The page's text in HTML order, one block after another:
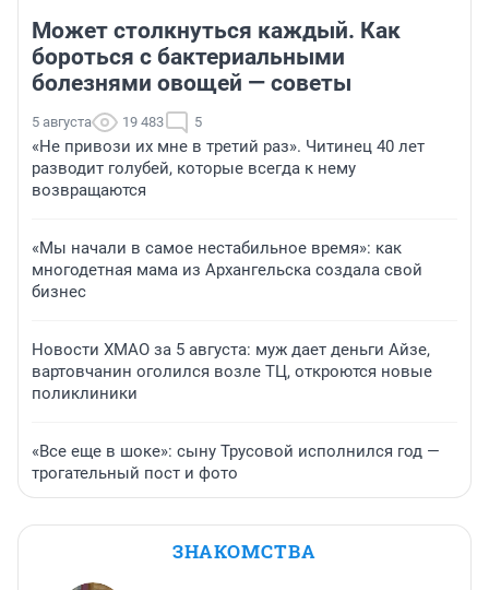
Может столкнуться каждый. Как
бороться с бактериальными
болезнями овощей — советы
5 августа 19 483 5
«Не привози их мне в третий раз». Читинец 40 лет
разводит голубей, которые всегда к нему
возвращаются
«Мы начали в самое нестабильное время»: как
многодетная мама из Архангельска создала свой
бизнес
Новости ХМАО за 5 августа: муж дает деньги Айзе,
вартовчанин оголился возле ТЦ, откроются новые
поликлиники
«Все еще в шоке»: сыну Трусовой исполнился год —
трогательный пост и фото
ЗНАКОМСТВА